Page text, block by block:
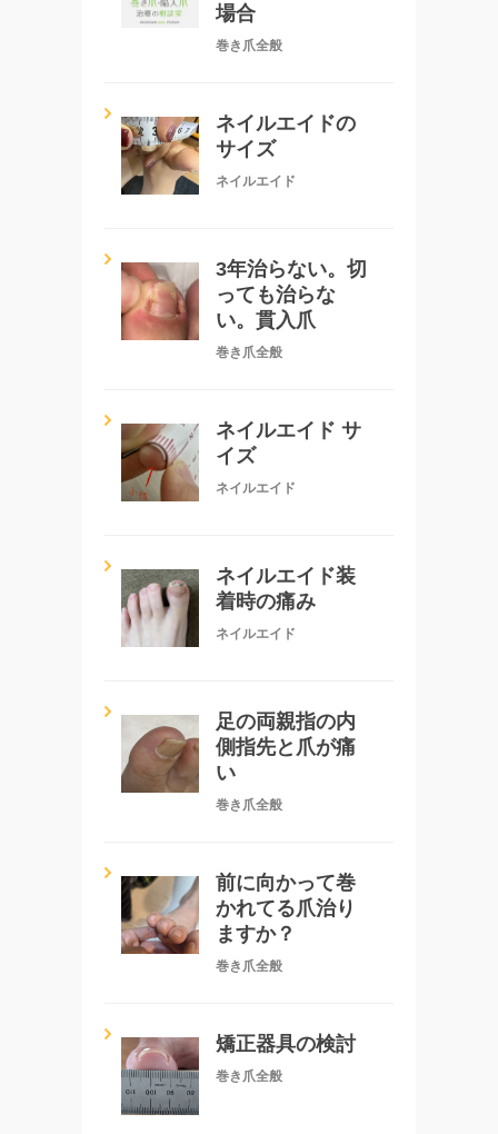
場合
巻き爪全般
ネイルエイドの
サイズ
ネイルエイド
3年治らない。切
っても治らな
い。貫入爪
巻き爪全般
ネイルエイド サ
イズ
ネイルエイド
ネイルエイド装
着時の痛み
ネイルエイド
足の両親指の内
側指先と爪が痛
い
巻き爪全般
前に向かって巻
かれてる爪治り
ますか？
巻き爪全般
矯正器具の検討
巻き爪全般